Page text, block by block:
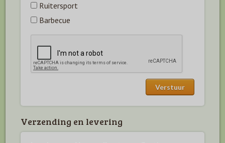
Ruitersport
Barbecue
Verzending en levering